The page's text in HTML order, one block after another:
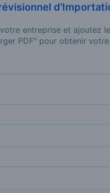
entreprise et ajoutez
PDF" pour obtenir